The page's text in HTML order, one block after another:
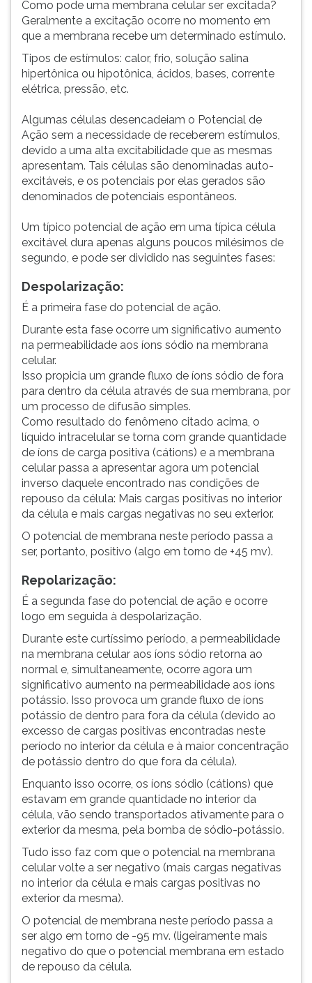
Como pode uma membrana celular ser excitada?
Geralmente a excitação ocorre no momento em
que a membrana recebe um determinado estímulo.
Tipos de estímulos: calor, frio, solução salina
hipertônica ou hipotônica, ácidos, bases, corrente
elétrica, pressão, etc.
Algumas células desencadeiam o Potencial de
Ação sem a necessidade de receberem estímulos,
devido a uma alta excitabilidade que as mesmas
apresentam. Tais células são denominadas auto-
excitáveis, e os potenciais por elas gerados são
denominados de potenciais espontâneos.
Um típico potencial de ação em uma típica célula
excitável dura apenas alguns poucos milésimos de
segundo, e pode ser dividido nas seguintes fases:
Despolarização:
É a primeira fase do potencial de ação.
Durante esta fase ocorre um significativo aumento
na permeabilidade aos íons sódio na membrana
celular.
Isso propicia um grande fluxo de íons sódio de fora
para dentro da célula através de sua membrana, por
um processo de difusão simples.
Como resultado do fenômeno citado acima, o
líquido intracelular se torna com grande quantidade
de íons de carga positiva (cátions) e a membrana
celular passa a apresentar agora um potencial
inverso daquele encontrado nas condições de
repouso da célula: Mais cargas positivas no interior
da célula e mais cargas negativas no seu exterior.
O potencial de membrana neste período passa a
ser, portanto, positivo (algo em torno de +45 mv).
Repolarização:
É a segunda fase do potencial de ação e ocorre
logo em seguida à despolarização.
Durante este curtíssimo período, a permeabilidade
na membrana celular aos íons sódio retorna ao
normal e, simultaneamente, ocorre agora um
significativo aumento na permeabilidade aos íons
potássio. Isso provoca um grande fluxo de íons
potássio de dentro para fora da célula (devido ao
excesso de cargas positivas encontradas neste
período no interior da célula e à maior concentração
de potássio dentro do que fora da célula).
Enquanto isso ocorre, os íons sódio (cátions) que
estavam em grande quantidade no interior da
célula, vão sendo transportados ativamente para o
exterior da mesma, pela bomba de sódio-potássio.
Tudo isso faz com que o potencial na membrana
celular volte a ser negativo (mais cargas negativas
no interior da célula e mais cargas positivas no
exterior da mesma).
O potencial de membrana neste período passa a
ser algo em torno de -95 mv. (ligeiramente mais
negativo do que o potencial membrana em estado
de repouso da célula.